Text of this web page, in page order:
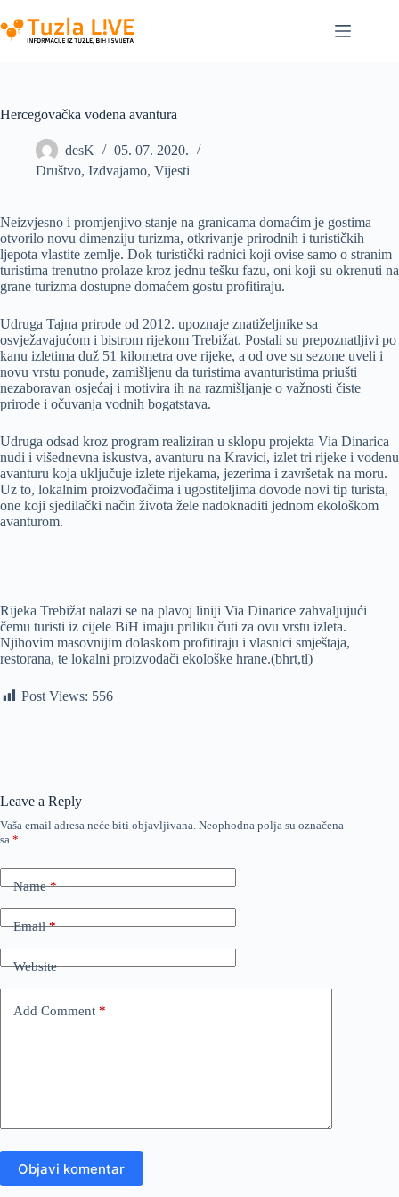
to
content
Hercegovačka vodena avantura
desK
05. 07. 2020.
Društvo, Izdvajamo, Vijesti
Neizvjesno i promjenjivo stanje na granicama domaćim je gostima
otvorilo novu dimenziju turizma, otkrivanje prirodnih i turističkih
ljepota vlastite zemlje. Dok turistički radnici koji ovise samo o stranim
turistima trenutno prolaze kroz jednu tešku fazu, oni koji su okrenuti na
grane turizma dostupne domaćem gostu profitiraju.
Udruga Tajna prirode od 2012. upoznaje znatiželjnike sa
osvježavajućom i bistrom rijekom Trebižat. Postali su prepoznatljivi po
kanu izletima duž 51 kilometra ove rijeke, a od ove su sezone uveli i
novu vrstu ponude, zamišljenu da turistima avanturistima priušti
nezaboravan osjećaj i motivira ih na razmišljanje o važnosti čiste
prirode i očuvanja vodnih bogatstava.
Udruga odsad kroz program realiziran u sklopu projekta Via Dinarica
nudi i višednevna iskustva, avanturu na Kravici, izlet tri rijeke i vodenu
avanturu koja uključuje izlete rijekama, jezerima i završetak na moru.
Uz to, lokalnim proizvođačima i ugostiteljima dovode novi tip turista,
one koji sjedilački način života žele nadoknaditi jednom ekološkom
avanturom.
Rijeka Trebižat nalazi se na plavoj liniji Via Dinarice zahvaljujući
čemu turisti iz cijele BiH imaju priliku čuti za ovu vrstu izleta.
Njihovim masovnijim dolaskom profitiraju i vlasnici smještaja,
restorana, te lokalni proizvođači ekološke hrane.(bhrt,tl)
Post Views: 556
Leave a Reply
Vaša email adresa neće biti objavljivana. Neophodna polja su označena
sa *
Name*
Email*
Website
Add Comment *
Objavi komentar